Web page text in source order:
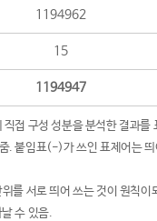
1194962
15
1194947
접 구성 성분을 분석한 결과를
. 붙임표(-)가 쓰인 표제어는
를 서로 띄어 쓰는 것이 원칙이
수 있음.